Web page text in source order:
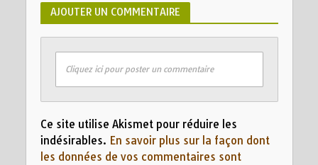
AJOUTER UN COMMENTAIRE
Cliquez ici pour poster un commentaire
Ce site utilise Akismet pour réduire les
indésirables. En savoir plus sur la façon dont
les données de vos commentaires sont